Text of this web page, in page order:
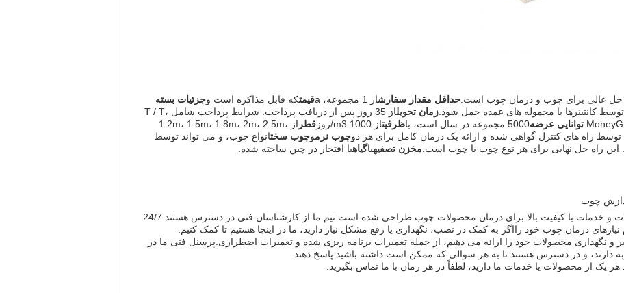
حل عالی برای چوب و درمان چوب است. حداقل مقدار سفارشاز 1 مجموعه، a قیمتکه قابل مذاکره است وجزئیات بسته
کانتینرها یا محموله های عمده حمل شود. زمان تحویل
از 35 روز پس از دریافت پرداخت. شرایط پرداخت شامل T / T،
توانایی عرضه5000 مجموعه در سال است، با ظرفیتاز 1000 m3/روز قطر
از 1.2m، 1.5m، 1.8m، 2m، 2.5m،
چوب نرموچوب سختانواع چوب، و می تواند توسط
مخزن تصفیهیاگیاهبا افتخار در چين ساخته شده.
چوب
کارخانه درمان چوب برای ارائه محصولات و خدمات با کیفیت بالا برای درمان محصولات چوب طراحی شده است.تیم ما از کارشناسان فنی در دسترس هستند 24/7
نیازهای درمان چوب خود رااگر به کمک در نصب، نگهداری یا رفع مشکل نیاز دارید، ما در اینجا هستیم تا کمک کنیم.
نگهداری محصولات خود را ارائه می دهیم، از جمله تعمیرات برنامه ریزی شده و تعمیرات اضطراری.پرسنل فنی ما در
دارند، و در دسترس هستند تا به هر سوالی که ممکن است داشته باشید پاسخ دهند.
هر یک از محصولات یا خدمات ما دارید، لطفاً در هر زمان با ما تماس بگیرید.